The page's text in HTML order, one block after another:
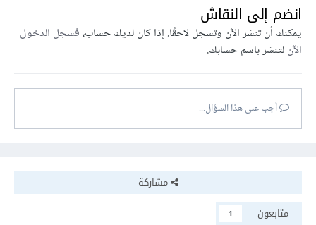
انضم إلى النقاش
يمكنك أن تنشر الآن وتسجل لاحقًا. إذا كان لديك حساب،فسجل الدخول
الآنلتنشر باسم حسابك.
أجب على هذا السؤال...
مشاركة
متابعون
1